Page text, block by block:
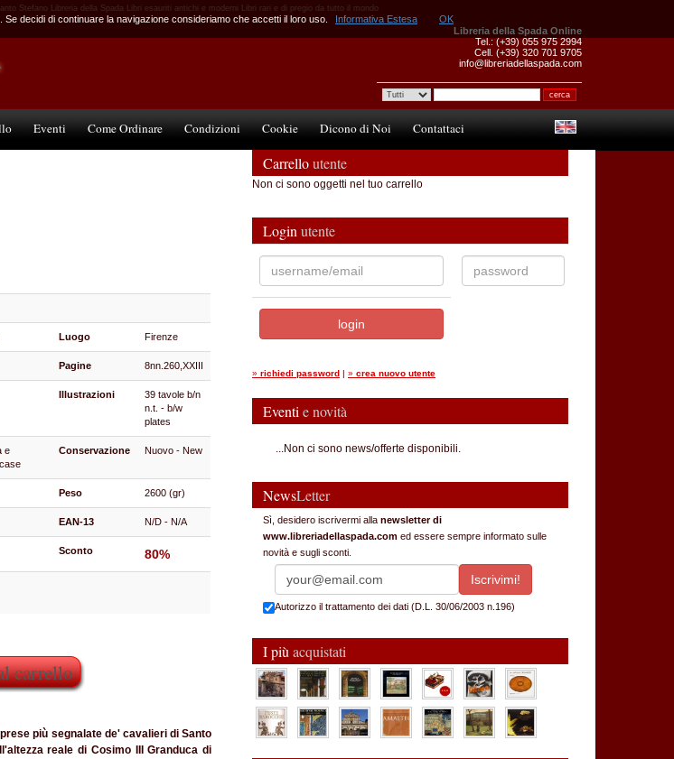
Stefano Libreria della Spada Libri esauriti antichi e moderni Libri rari e di pregio da tutto il mondo
Libreria della Spada Online
Tel.: (+39) 055 975 2994
Cell. (+39) 320 701 9705
info@libreriadellaspada.com
Eventi Come Ordinare Condizioni Cookie Dicono di Noi Contattaci
Luogo Firenze
Pagine 8nn.260,XXIII
Illustrazioni
39 tavole b/n
n.t. - b/w
plates
e
Conservazione Nuovo - New
Peso 2600 (gr)
EAN-13 N/D - N/A
Sconto 80%
carrello
più segnalate de' cavalieri di Santo
reale di Cosimo III Granduca di
Carrelloutente
Non ci sono oggetti nel tuo carrello
Login utente
» richiedi password | » crea nuovo utente
Eventi e novità
...Non ci sono news/offerte disponibili.
NewsLetter
Sì, desidero iscrivermi alla newsletter di
www.libreriadellaspada.com ed essere sempre informato sulle
novità e sugli sconti.
Autorizzo il trattamento dei dati (D.L. 30/06/2003 n.196)
I più acquistati
decidi di continuare la navigazione consideriamo che accetti il loro uso. Informativa Estesa OK